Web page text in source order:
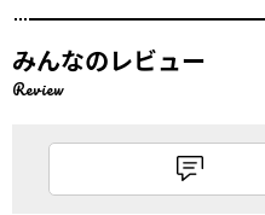
みんなのレビュー
Review